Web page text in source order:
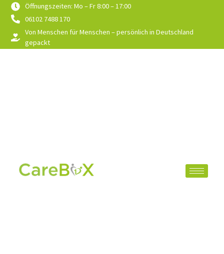
Öffnungszeiten: Mo – Fr 8:00 – 17:00
06102 7488 170
Von Menschen für Menschen – persönlich in Deutschland
gepackt